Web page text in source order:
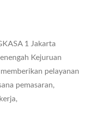
1 Jakarta
Kejuruan
pelayanan
pemasaran,